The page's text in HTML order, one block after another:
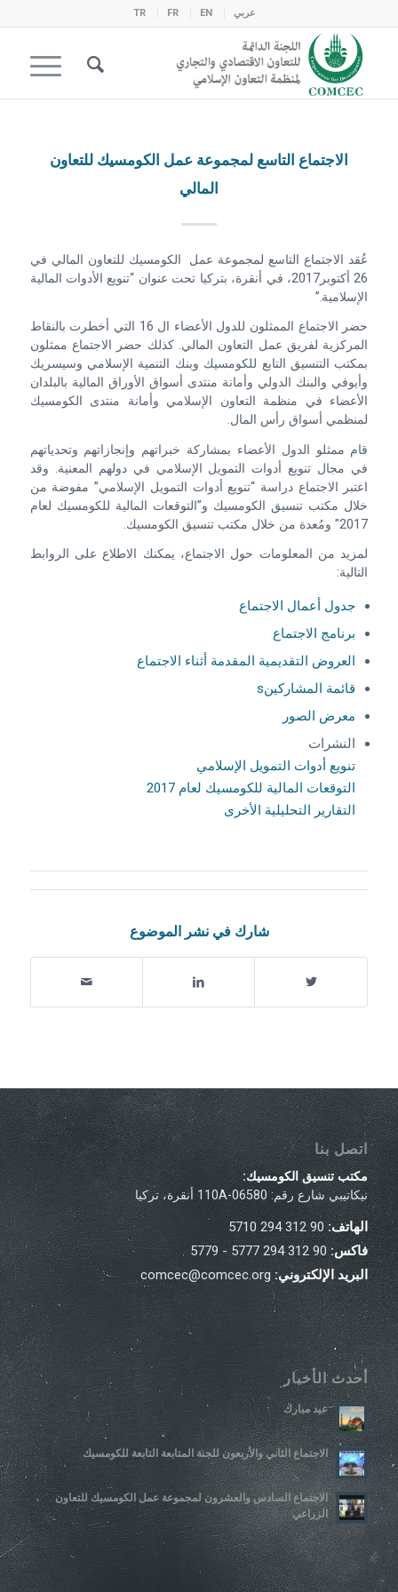
عربي EN
FR
TR
الاجتماع التاسع لمجموعة عمل الكومسيك للتعاون
المالي
عُقد الاجتماع التاسع لمجموعة عمل الكومسيك للتعاون المالي في
26 أكتوبر2017، في أنقرة، بتركيا تحت عنوان “تنويع الأدوات المالية
الإسلامية.”
حضر الاجتماع الممثلون للدول الأعضاء ال 16 التي أخطرت بالنقاط
المركزية لفريق عمل التعاون المالي. كذلك حضر الاجتماع ممثلون
بمكتب التنسيق التابع للكومسيك وبنك التنمية الإسلامي وسيسريك
وأيوفي والبنك الدولي وأمانة منتدى أسواق الأوراق المالية بالبلدان
الأعضاء في منظمة التعاون الإسلامي وأمانة منتدى الكومسيك
لمنظمي أسواق رأس المال.
قام ممثلو الدول الأعضاء بمشاركة خبراتهم وإنجازاتهم وتحدياتهم
في مجال تنويع أدوات التمويل الإسلامي في دولهم المعنية. وقد
اعتبر الاجتماع دراسة “تنويع أدوات التمويل الإسلامي” مفوضة من
خلال مكتب تنسيق الكومسيك و”التوقعات المالية للكومسيك لعام
2017″ ومُعدة من خلال مكتب تنسيق الكومسيك.
لمزيد من المعلومات حول الاجتماع، يمكنك الاطلاع على الروابط
التالية:
جدول أعمال الاجتماع
برنامج الاجتماع
العروض التقديمية المقدمة أثناء الاجتماع
قائمة المشاركينs
معرض الصور
النشرات
تنويع أدوات التمويل الإسلامي
التوقعات المالية للكومسيك لعام 2017
التقارير التحليلية الأخرى
شارك في نشر الموضوع
اتصل بنا
مكتب تنسيق الكومسيك:
نيكاتيبي شارع رقم: 110A-06580 أنقرة، تركيا
الهاتف:90 312 294 5710
فاكس:90 312 294 5777 - 5779
البريد الإلكتروني: comcec@comcec.org
أحدث الأخبار
عيد مبارك
الاجتماع الثاني والأربعون للجنة المتابعة التابعة للكومسيك
الاجتماع السادس والعشرون لمجموعة عمل الكومسيك للتعاون
الزراعي